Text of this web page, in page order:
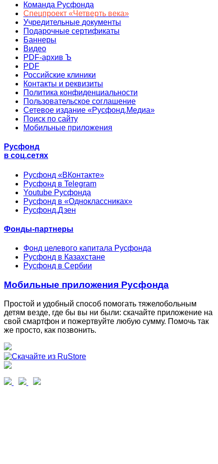
Команда Русфонда
Спецпроект «Четверть века»
Учредительные документы
Подарочные сертификаты
Баннеры
Видео
PDF-архив Ъ
PDF
Российские клиники
Контакты и реквизиты
Политика конфиденциальности
Пользовательское соглашение
Сетевое издание «Русфонд.Медиа»
Поиск по сайту
Мобильные приложения
Русфонд
в соц.сетях
Русфонд «ВКонтакте»
Русфонд в Telegram
Youtube Русфонда
Русфонд в «Одноклассниках»
Русфонд.Дзен
Фонды-партнеры
Фонд целевого капитала Русфонда
Русфонд в Казахстане
Русфонд в Сербии
Мобильные приложения Русфонда
Простой и удобный способ помогать тяжелобольным
детям везде, где бы вы ни были: скачайте приложение на
свой смартфон и пожертвуйте любую сумму. Помочь так
же просто, как позвонить.